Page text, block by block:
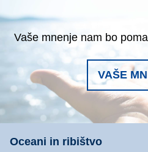
Vaše mnenje nam bo
VAŠE
Oceani in ribištvo